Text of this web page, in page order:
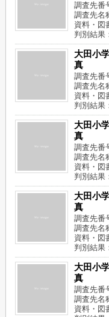
調査先番
調査先名
資料・図
判別結果
大田小
真
調査先番
調査先名
資料・図
判別結果
大田小
真
調査先番
調査先名
資料・図
判別結果
大田小
真
調査先番
調査先名
資料・図
判別結果
大田小
真
調査先番
調査先名
資料・図